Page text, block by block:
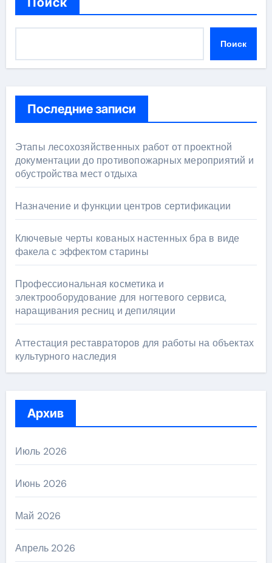
Поиск
Последние записи
Этапы лесохозяйственных работ от проектной
документации до противопожарных мероприятий и
обустройства мест отдыха
Назначение и функции центров сертификации
Ключевые черты кованых настенных бра в виде
факела с эффектом старины
Профессиональная косметика и
электрооборудование для ногтевого сервиса,
наращивания ресниц и депиляции
Аттестация реставраторов для работы на объектах
культурного наследия
Архив
Июль 2026
Июнь 2026
Май 2026
Апрель 2026